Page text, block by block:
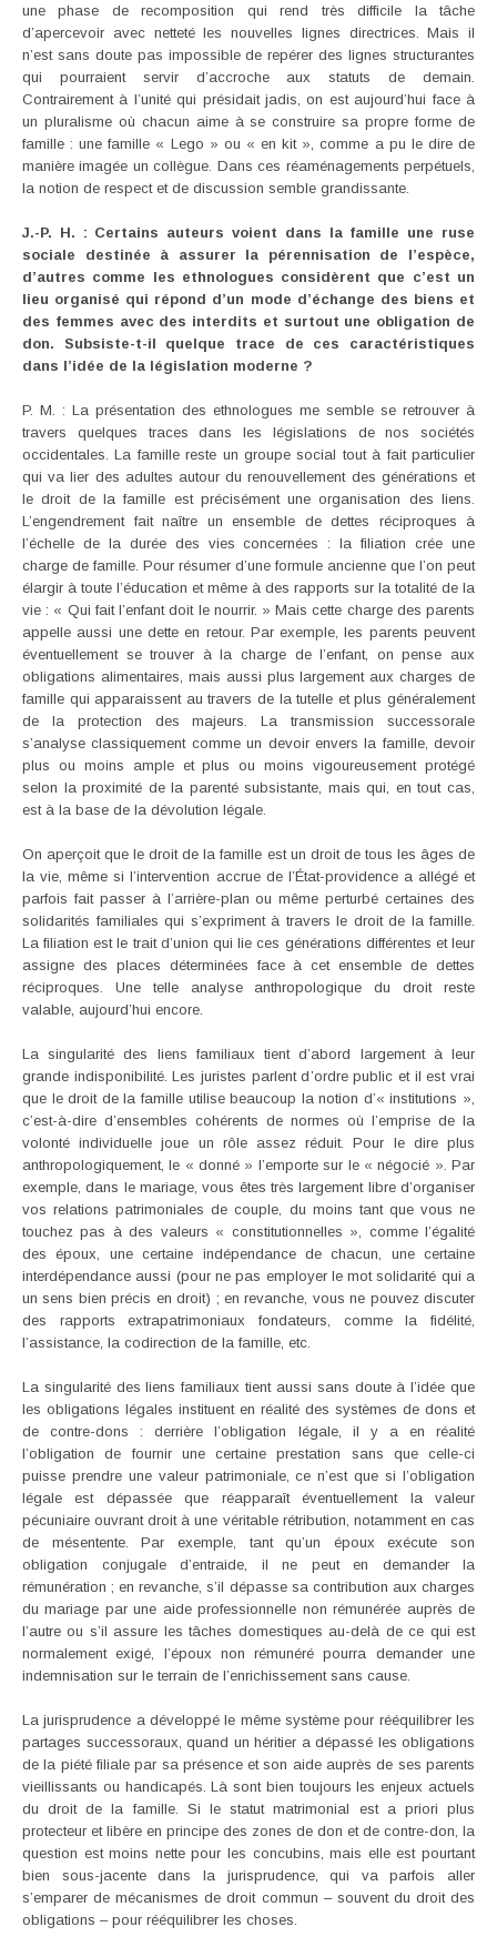
une phase de recomposition qui rend très difficile la tâche
d’apercevoir avec netteté les nouvelles lignes directrices. Mais il
n’est sans doute pas impossible de repérer des lignes structurantes
qui pourraient servir d’accroche aux statuts de demain.
Contrairement à l’unité qui présidait jadis, on est aujourd’hui face à
un pluralisme où chacun aime à se construire sa propre forme de
famille : une famille « Lego » ou « en kit », comme a pu le dire de
manière imagée un collègue. Dans ces réaménagements perpétuels,
la notion de respect et de discussion semble grandissante.
J.-P. H. : Certains auteurs voient dans la famille une ruse
sociale destinée à assurer la pérennisation de l’espèce,
d’autres comme les ethnologues considèrent que c’est un
lieu organisé qui répond d’un mode d’échange des biens et
des femmes avec des interdits et surtout une obligation de
don. Subsiste-t-il quelque trace de ces caractéristiques
dans l’idée de la législation moderne ?
P. M. : La présentation des ethnologues me semble se retrouver à
travers quelques traces dans les législations de nos sociétés
occidentales. La famille reste un groupe social tout à fait particulier
qui va lier des adultes autour du renouvellement des générations et
le droit de la famille est précisément une organisation des liens.
L’engendrement fait naître un ensemble de dettes réciproques à
l’échelle de la durée des vies concernées : la filiation crée une
charge de famille. Pour résumer d’une formule ancienne que l’on peut
élargir à toute l’éducation et même à des rapports sur la totalité de la
vie : « Qui fait l’enfant doit le nourrir. » Mais cette charge des parents
appelle aussi une dette en retour. Par exemple, les parents peuvent
éventuellement se trouver à la charge de l’enfant, on pense aux
obligations alimentaires, mais aussi plus largement aux charges de
famille qui apparaissent au travers de la tutelle et plus généralement
de la protection des majeurs. La transmission successorale
s’analyse classiquement comme un devoir envers la famille, devoir
plus ou moins ample et plus ou moins vigoureusement protégé
selon la proximité de la parenté subsistante, mais qui, en tout cas,
est à la base de la dévolution légale.
On aperçoit que le droit de la famille est un droit de tous les âges de
la vie, même si l’intervention accrue de l’État-providence a allégé et
parfois fait passer à l’arrière-plan ou même perturbé certaines des
solidarités familiales qui s’expriment à travers le droit de la famille.
La filiation est le trait d’union qui lie ces générations différentes et leur
assigne des places déterminées face à cet ensemble de dettes
réciproques. Une telle analyse anthropologique du droit reste
valable, aujourd’hui encore.
La singularité des liens familiaux tient d’abord largement à leur
grande indisponibilité. Les juristes parlent d’ordre public et il est vrai
que le droit de la famille utilise beaucoup la notion d’« institutions »,
c’est-à-dire d’ensembles cohérents de normes où l’emprise de la
volonté individuelle joue un rôle assez réduit. Pour le dire plus
anthropologiquement, le « donné » l’emporte sur le « négocié ». Par
exemple, dans le mariage, vous êtes très largement libre d’organiser
vos relations patrimoniales de couple, du moins tant que vous ne
touchez pas à des valeurs « constitutionnelles », comme l’égalité
des époux, une certaine indépendance de chacun, une certaine
interdépendance aussi (pour ne pas employer le mot solidarité qui a
un sens bien précis en droit) ; en revanche, vous ne pouvez discuter
des rapports extrapatrimoniaux fondateurs, comme la fidélité,
l’assistance, la codirection de la famille, etc.
La singularité des liens familiaux tient aussi sans doute à l’idée que
les obligations légales instituent en réalité des systèmes de dons et
de contre-dons : derrière l’obligation légale, il y a en réalité
l’obligation de fournir une certaine prestation sans que celle-ci
puisse prendre une valeur patrimoniale, ce n’est que si l’obligation
légale est dépassée que réapparaît éventuellement la valeur
pécuniaire ouvrant droit à une véritable rétribution, notamment en cas
de mésentente. Par exemple, tant qu’un époux exécute son
obligation conjugale d’entraide, il ne peut en demander la
rémunération ; en revanche, s’il dépasse sa contribution aux charges
du mariage par une aide professionnelle non rémunérée auprès de
l’autre ou s’il assure les tâches domestiques au-delà de ce qui est
normalement exigé, l’époux non rémunéré pourra demander une
indemnisation sur le terrain de l’enrichissement sans cause.
La jurisprudence a développé le même système pour rééquilibrer les
partages successoraux, quand un héritier a dépassé les obligations
de la piété filiale par sa présence et son aide auprès de ses parents
vieillissants ou handicapés. Là sont bien toujours les enjeux actuels
du droit de la famille. Si le statut matrimonial est a priori plus
protecteur et libère en principe des zones de don et de contre-don, la
question est moins nette pour les concubins, mais elle est pourtant
bien sous-jacente dans la jurisprudence, qui va parfois aller
s’emparer de mécanismes de droit commun – souvent du droit des
obligations – pour rééquilibrer les choses.